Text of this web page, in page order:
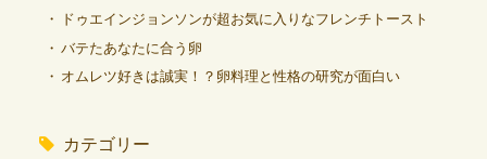
ドゥエインジョンソンが超お気に入りなフレンチトースト
バテたあなたに合う卵
オムレツ好きは誠実！？卵料理と性格の研究が面白い
カテゴリー